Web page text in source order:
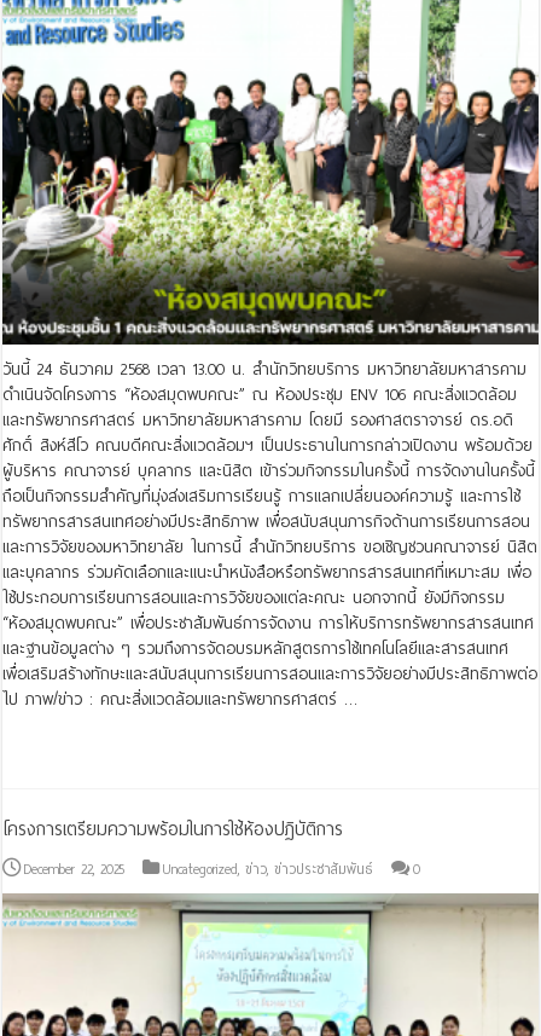
วันนี้ 24 ธันวาคม 2568 เวลา 13.00 น. สำนักวิทยบริการ มหาวิทยาลัยมหาสารคาม
ดำเนินจัดโครงการ “ห้องสมุดพบคณะ” ณ ห้องประชุม ENV 106 คณะสิ่งแวดล้อม
และทรัพยากรศาสตร์ มหาวิทยาลัยมหาสารคาม โดยมี รองศาสตราจารย์ ดร.อดิ
ศักดิ์ สิงห์สีโว คณบดีคณะสิ่งแวดล้อมฯ เป็นประธานในการกล่าวเปิดงาน พร้อมด้วย
ผู้บริหาร คณาจารย์ บุคลากร และนิสิต เข้าร่วมกิจกรรมในครั้งนี้ การจัดงานในครั้งนี้
ถือเป็นกิจกรรมสำคัญที่มุ่งส่งเสริมการเรียนรู้ การแลกเปลี่ยนองค์ความรู้ และการใช้
ทรัพยากรสารสนเทศอย่างมีประสิทธิภาพ เพื่อสนับสนุนภารกิจด้านการเรียนการสอน
และการวิจัยของมหาวิทยาลัย ในการนี้ สำนักวิทยบริการ ขอเชิญชวนคณาจารย์ นิสิต
และบุคลากร ร่วมคัดเลือกและแนะนำหนังสือหรือทรัพยากรสารสนเทศที่เหมาะสม เพื่อ
ใช้ประกอบการเรียนการสอนและการวิจัยของแต่ละคณะ นอกจากนี้ ยังมีกิจกรรม
“ห้องสมุดพบคณะ” เพื่อประชาสัมพันธ์การจัดงาน การให้บริการทรัพยากรสารสนเทศ
และฐานข้อมูลต่าง ๆ รวมถึงการจัดอบรมหลักสูตรการใช้เทคโนโลยีและสารสนเทศ
เพื่อเสริมสร้างทักษะและสนับสนุนการเรียนการสอนและการวิจัยอย่างมีประสิทธิภาพต่อ
ไป ภาพ/ข่าว : คณะสิ่งแวดล้อมและทรัพยากรศาสตร์ …
โครงการเตรียมความพร้อมในการใช้ห้องปฏิบัติการ
December 22, 2025 Uncategorized,ข่าว,ข่าวประชาสัมพันธ์ 0